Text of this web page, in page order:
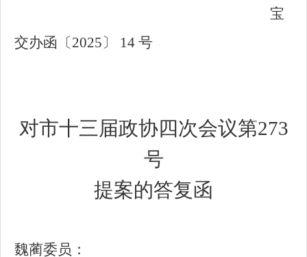
宝
交办函〔2025〕 14 号
对市十三届政协四次会议第273
号
提案的答复函
魏蔺委员：